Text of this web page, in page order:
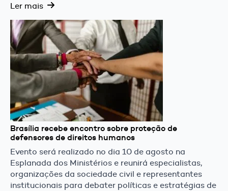
Ler mais
Brasília recebe encontro sobre proteção de
defensores de direitos humanos
Evento será realizado no dia 10 de agosto na
Esplanada dos Ministérios e reunirá especialistas,
organizações da sociedade civil e representantes
institucionais para debater políticas e estratégias de